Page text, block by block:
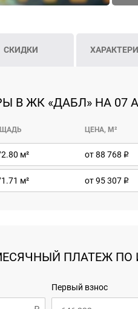
СКИДКИ
В ЖК «ДАБЛ» НА 07
ЦЕНА, М²
м² от88 768
м² от95 307
ПЛАТЕЖ ПО
Первый взнос